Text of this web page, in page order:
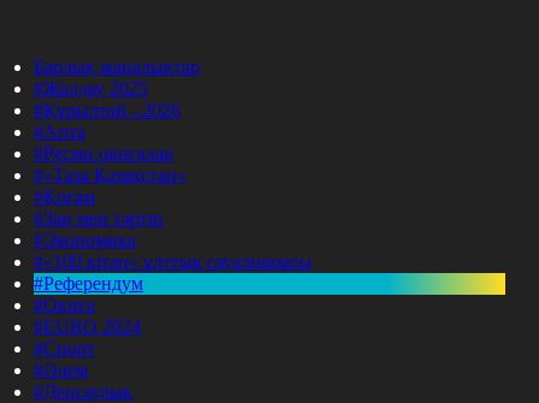
Барлық жаңалықтар
#Жолдау 2025
#Құрылтай - 2026
#Апта
#Ресми оқиғалар
#«Таза Қазақстан»
#Қоғам
#Заң мен тәртіп
#Экономика
#«100 кітап» ұлттық сауалнамасы
#Референдум
#Оқиға
#EURO 2024
#Спорт
#Әлем
#Денсаулық